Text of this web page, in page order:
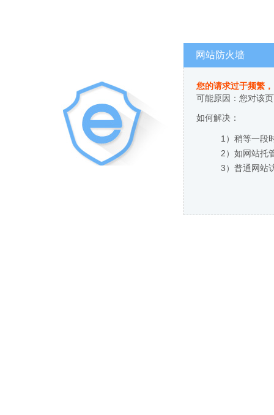
网站防火墙
您的请求过于频繁
可能原因：您对该
如何解决：
1）稍等一段
2）如网站托
3）普通网站